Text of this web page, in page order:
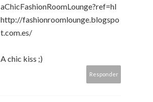
aChicFashionRoomLounge?ref=hl
http://fashionroomlounge.blogspo
t.com.es/
A chic kiss ;)
Responder